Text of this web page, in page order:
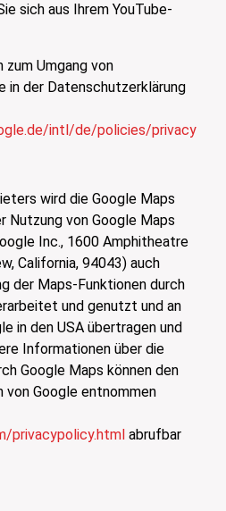
sich aus Ihrem YouTube-
Umgang von
in der Datenschutzerklärung
intl/de/policies/privacy
wird die Google Maps
Nutzung von Google Maps
Inc., 1600 Amphitheatre
California, 94043) auch
der Maps-Funktionen durch
und genutzt und an
in den USA übertragen und
Informationen über die
Google Maps können den
von Google entnommen
privacypolicy.html abrufbar